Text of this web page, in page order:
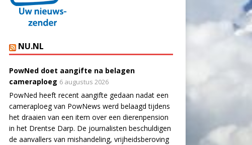
NU.NL
PowNed doet aangifte na belagen
cameraploeg 6 augustus 2026
PowNed heeft recent aangifte gedaan nadat een
cameraploeg van PowNews werd belaagd tijdens
het draaien van een item over een dierenpension
in het Drentse Darp. De journalisten beschuldigen
de aanvallers van mishandeling, vrijheidsberoving